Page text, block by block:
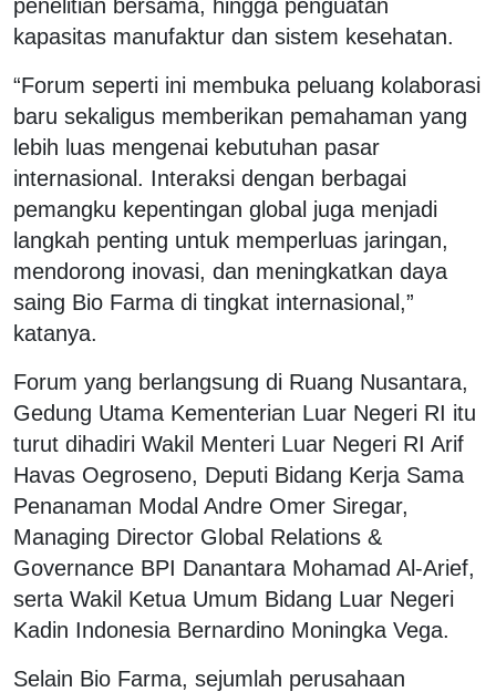
penelitian bersama, hingga penguatan
kapasitas manufaktur dan sistem kesehatan.
“Forum seperti ini membuka peluang kolaborasi
baru sekaligus memberikan pemahaman yang
lebih luas mengenai kebutuhan pasar
internasional. Interaksi dengan berbagai
pemangku kepentingan global juga menjadi
langkah penting untuk memperluas jaringan,
mendorong inovasi, dan meningkatkan daya
saing Bio Farma di tingkat internasional,”
katanya.
Forum yang berlangsung di Ruang Nusantara,
Gedung Utama Kementerian Luar Negeri RI itu
turut dihadiri Wakil Menteri Luar Negeri RI Arif
Havas Oegroseno, Deputi Bidang Kerja Sama
Penanaman Modal Andre Omer Siregar,
Managing Director Global Relations &
Governance BPI Danantara Mohamad Al-Arief,
serta Wakil Ketua Umum Bidang Luar Negeri
Kadin Indonesia Bernardino Moningka Vega.
Selain Bio Farma, sejumlah perusahaan